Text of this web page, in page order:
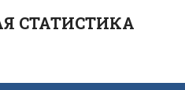
СТАТИСТИКА